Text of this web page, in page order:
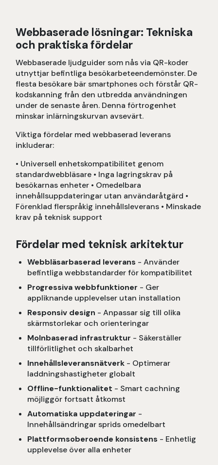
Webbaserade lösningar: Tekniska
och praktiska fördelar
Webbaserade ljudguider som nås via QR-koder
utnyttjar befintliga besökarbeteendemönster. De
flesta besökare bär smartphones och förstår QR-
kodskanning från den utbredda användningen
under de senaste åren. Denna förtrogenhet
minskar inlärningskurvan avsevärt.
Viktiga fördelar med webbaserad leverans
inkluderar:
• Universell enhetskompatibilitet genom
standardwebbläsare • Inga lagringskrav på
besökarnas enheter • Omedelbara
innehållsuppdateringar utan användaråtgärd •
Förenklad flerspråkig innehållsleverans • Minskade
krav på teknisk support
Fördelar med teknisk arkitektur
Webbläsarbaserad leverans - Använder
befintliga webbstandarder för kompatibilitet
Progressiva webbfunktioner - Ger
appliknande upplevelser utan installation
Responsiv design - Anpassar sig till olika
skärmstorlekar och orienteringar
Molnbaserad infrastruktur - Säkerställer
tillförlitlighet och skalbarhet
Innehållsleveransnätverk - Optimerar
laddningshastigheter globalt
Offline-funktionalitet - Smart cachning
möjliggör fortsatt åtkomst
Automatiska uppdateringar -
Innehållsändringar sprids omedelbart
Plattformsoberoende konsistens - Enhetlig
upplevelse över alla enheter